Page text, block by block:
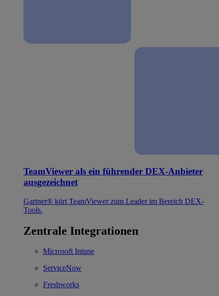
TeamViewer als ein führender DEX-Anbieter
ausgezeichnet
Gartner® kürt TeamViewer zum Leader im Bereich DEX-
Tools.
Zentrale Integrationen
Microsoft Intune
ServiceNow
Freshworks